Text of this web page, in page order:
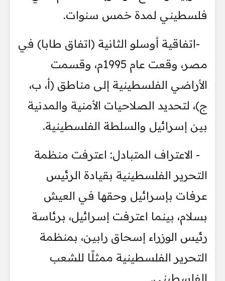
فلسطيني لمدة خمس سنوات.
-اتفاقية أوسلو الثانية (اتفاق طابا) في
مصر، وقعت عام 1995م، وقسمت
الأراضي الفلسطينية إلى مناطق (أ، ب،
ج)، لتحديد الصلاحيات الأمنية والمدنية
بين إسرائيل والسلطة الفلسطينية.
- الاعتراف المتبادل: اعترفت منظمة
التحرير الفلسطينية بقيادة الرئيس
عرفات بإسرائيل وحقها في العيش
بسلام، بينما اعترفت إسرائيل، برئاسة
رئيس الوزراء إسحاق رابين، بمنظمة
التحرير الفلسطينية ممثلًا للشعب
الفلسطيني.